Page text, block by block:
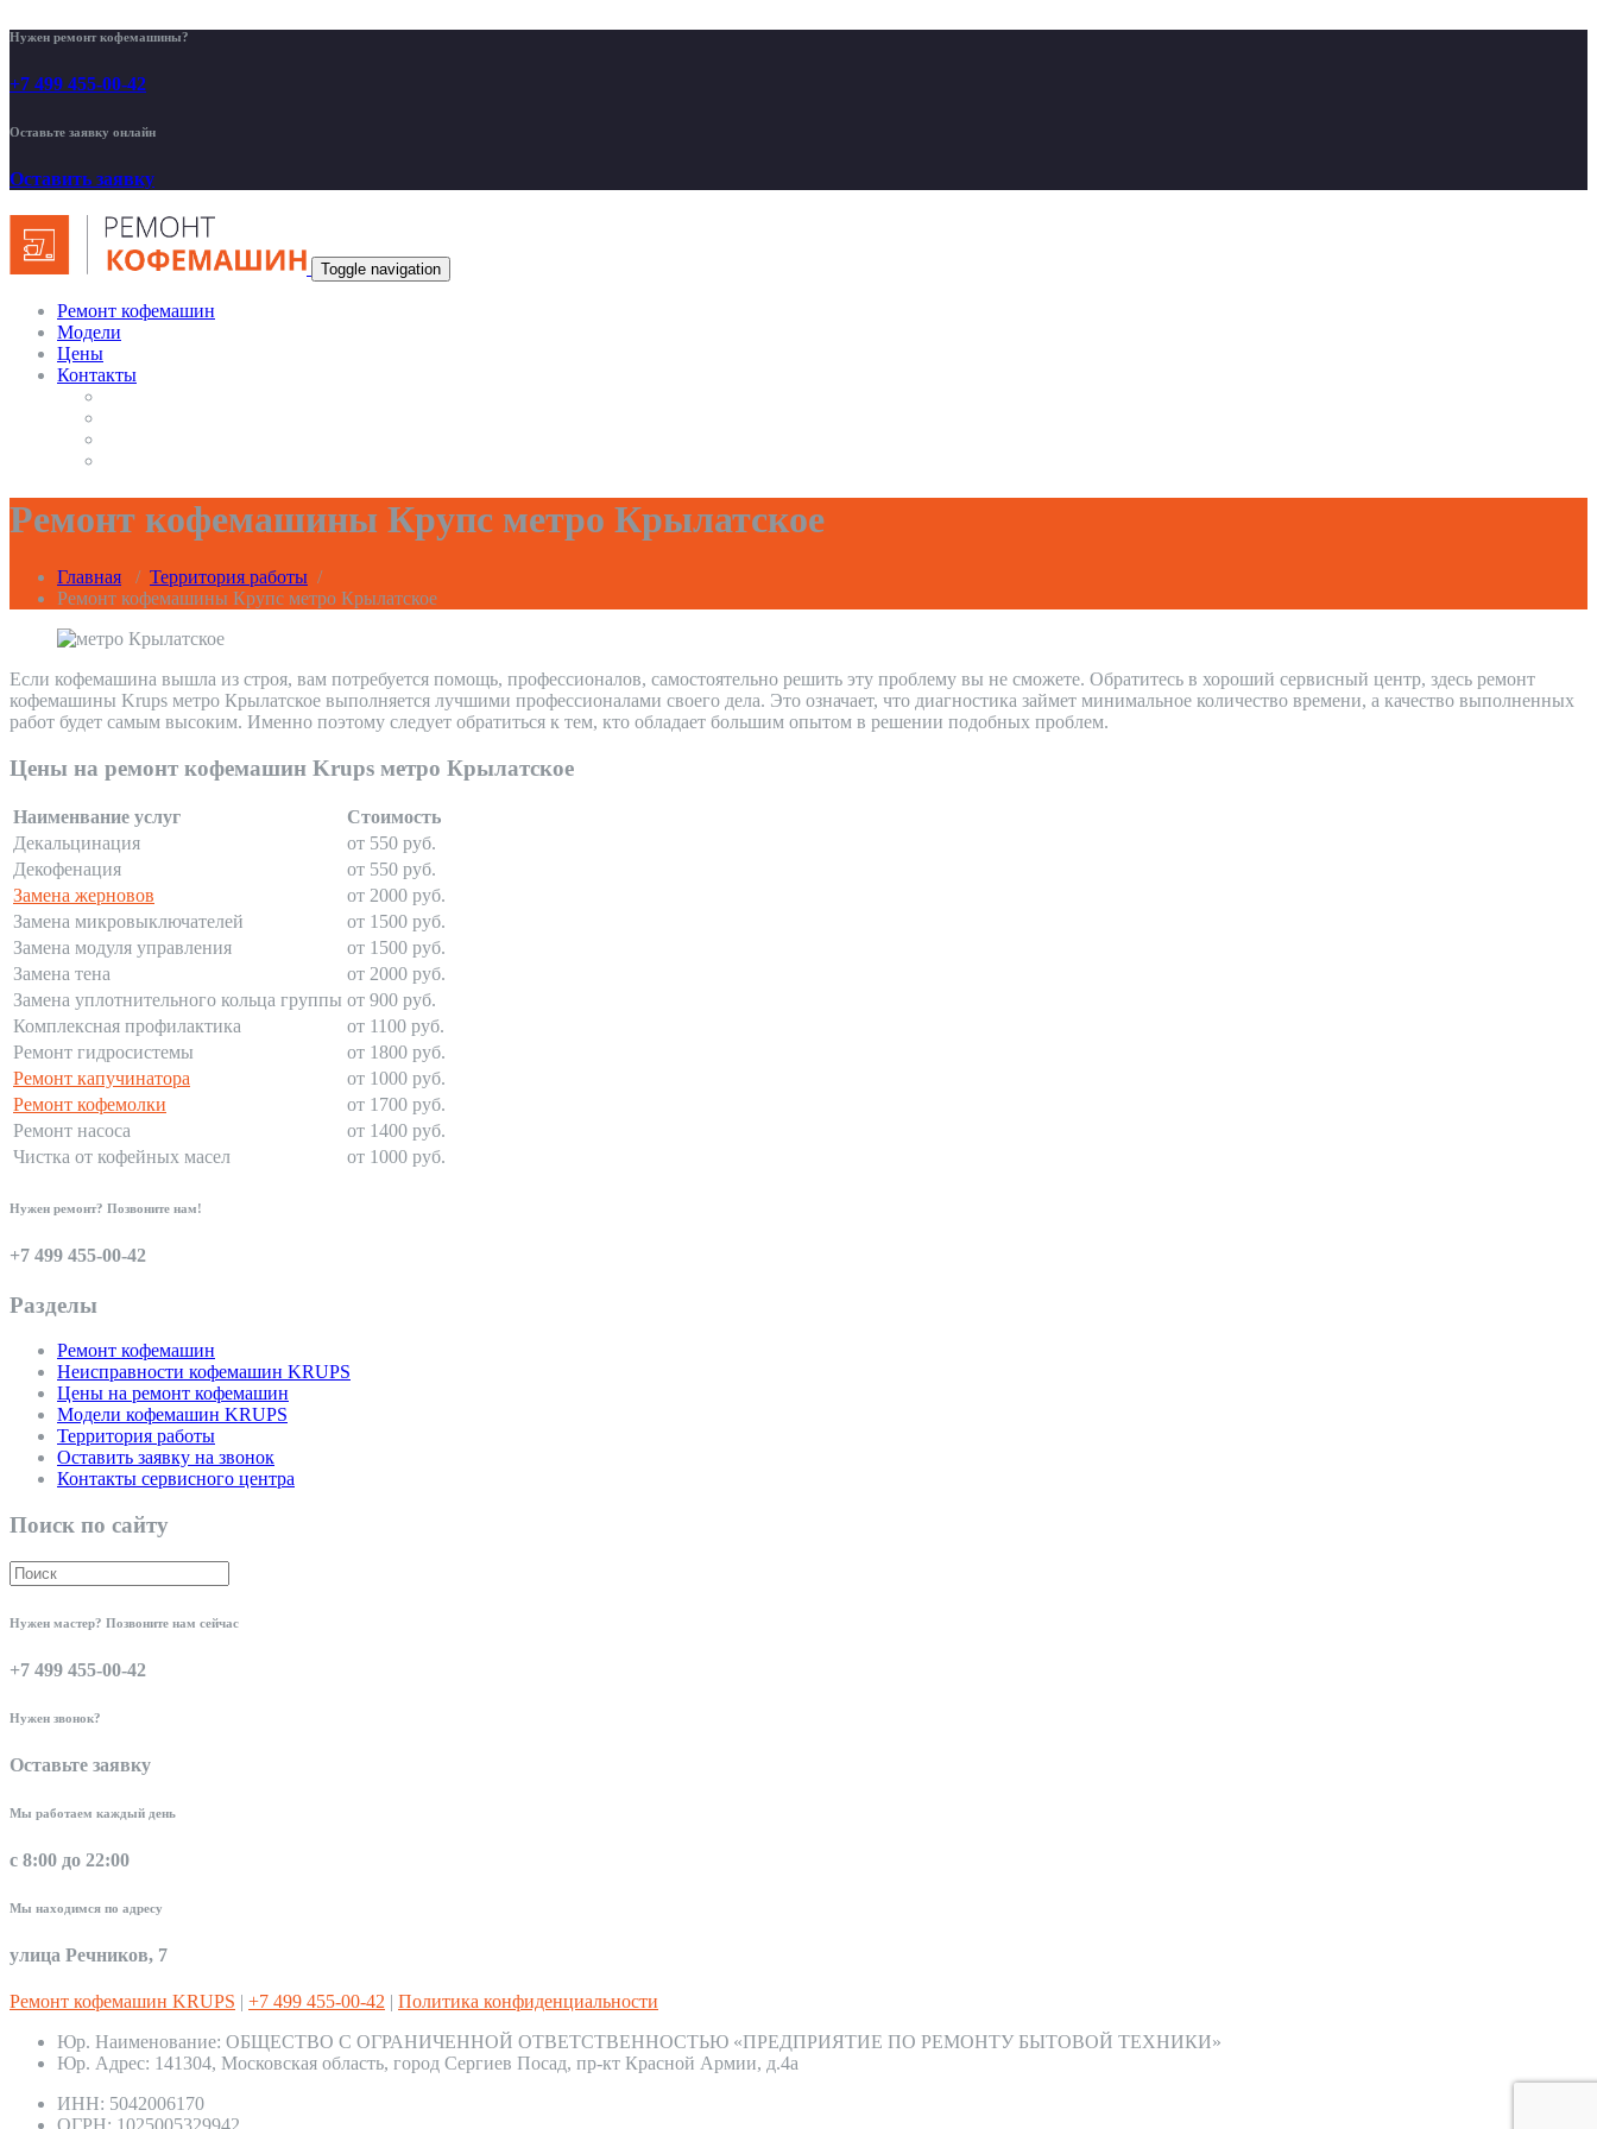
Нужен ремонт кофемашины?
+7 499 455-00-42
Оставьте заявку онлайн
Оставить заявку
Toggle navigation
Ремонт кофемашин
Модели
Цены
Контакты
Ремонт кофемашины Крупс метро Крылатское
Главная / Территория работы /
Ремонт кофемашины Крупс метро Крылатское
Если кофемашина вышла из строя, вам потребуется помощь, профессионалов, самостоятельно решить эту проблему вы не сможете. Обратитесь в хороший сервисный центр, здесь ремонт
кофемашины Krups метро Крылатское выполняется лучшими профессионалами своего дела. Это означает, что диагностика займет минимальное количество времени, а качество выполненных
работ будет самым высоким. Именно поэтому следует обратиться к тем, кто обладает большим опытом в решении подобных проблем.
Цены на ремонт кофемашин Krups метро Крылатское
Наименвание услуг
Стоимость
Декальцинация
от 550 руб.
Декофенация
от 550 руб.
Замена жерновов
от 2000 руб.
Замена микровыключателей
от 1500 руб.
Замена модуля управления
от 1500 руб.
Замена тена
от 2000 руб.
Замена уплотнительного кольца группы от 900 руб.
Комплексная профилактика
от 1100 руб.
Ремонт гидросистемы
от 1800 руб.
Ремонт капучинатора
от 1000 руб.
Ремонт кофемолки
от 1700 руб.
Ремонт насоса
от 1400 руб.
Чистка от кофейных масел
от 1000 руб.
Нужен ремонт? Позвоните нам!
+7 499 455-00-42
Разделы
Ремонт кофемашин
Неисправности кофемашин KRUPS
Цены на ремонт кофемашин
Модели кофемашин KRUPS
Территория работы
Оставить заявку на звонок
Контакты сервисного центра
Поиск по сайту
Нужен мастер? Позвоните нам сейчас
+7 499 455-00-42
Нужен звонок?
Оставьте заявку
Мы работаем каждый день
с 8:00 до 22:00
Мы находимся по адресу
улица Речников, 7
Ремонт кофемашин KRUPS | +7 499 455-00-42 | Политика конфиденциальности
Юр. Наименование: ОБЩЕСТВО С ОГРАНИЧЕННОЙ ОТВЕТСТВЕННОСТЬЮ «ПРЕДПРИЯТИЕ ПО РЕМОНТУ БЫТОВОЙ ТЕХНИКИ»
Юр. Адрес: 141304, Московская область, город Сергиев Посад, пр-кт Красной Армии, д.4а
ИНН: 5042006170
ОГРН: 1025005329942